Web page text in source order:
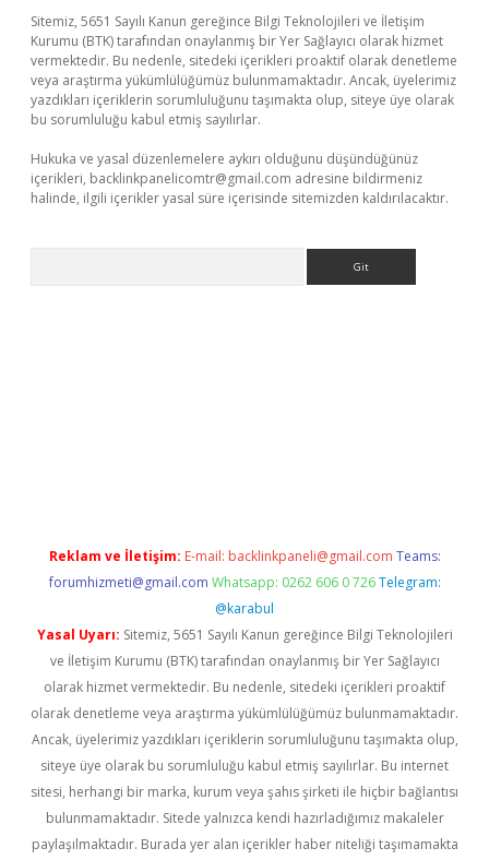
Sitemiz, 5651 Sayılı Kanun gereğince Bilgi Teknolojileri ve İletişim
Kurumu (BTK) tarafından onaylanmış bir Yer Sağlayıcı olarak hizmet
vermektedir. Bu nedenle, sitedeki içerikleri proaktif olarak denetleme
veya araştırma yükümlülüğümüz bulunmamaktadır. Ancak, üyelerimiz
yazdıkları içeriklerin sorumluluğunu taşımakta olup, siteye üye olarak
bu sorumluluğu kabul etmiş sayılırlar.
Hukuka ve yasal düzenlemelere aykırı olduğunu düşündüğünüz
içerikleri, backlinkpanelicomtr@gmail.com adresine bildirmeniz
halinde, ilgili içerikler yasal süre içerisinde sitemizden kaldırılacaktır.
Reklam ve İletişim: E-mail: backlinkpaneli@gmail.com Teams:
forumhizmeti@gmail.com Whatsapp: 0262 606 0 726 Telegram:
@karabul
Yasal Uyarı: Sitemiz, 5651 Sayılı Kanun gereğince Bilgi Teknolojileri
ve İletişim Kurumu (BTK) tarafından onaylanmış bir Yer Sağlayıcı
olarak hizmet vermektedir. Bu nedenle, sitedeki içerikleri proaktif
olarak denetleme veya araştırma yükümlülüğümüz bulunmamaktadır.
Ancak, üyelerimiz yazdıkları içeriklerin sorumluluğunu taşımakta olup,
siteye üye olarak bu sorumluluğu kabul etmiş sayılırlar. Bu internet
sitesi, herhangi bir marka, kurum veya şahıs şirketi ile hiçbir bağlantısı
bulunmamaktadır. Sitede yalnızca kendi hazırladığımız makaleler
paylaşılmaktadır. Burada yer alan içerikler haber niteliği taşımamakta